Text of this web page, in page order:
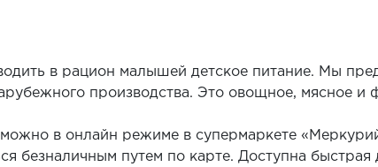
в рацион малышей детское питание. Мы
производства. Это овощное, мясное и
в онлайн режиме в супермаркете
безналичным путем по карте. Доступна быстрая